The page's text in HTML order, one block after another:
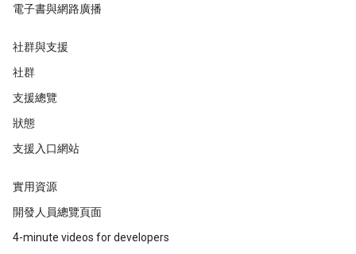
電子書與網路廣播
社群與支援
社群
支援總覽
狀態
支援入口網站
實用資源
開發人員總覽頁面
4-minute videos for developers